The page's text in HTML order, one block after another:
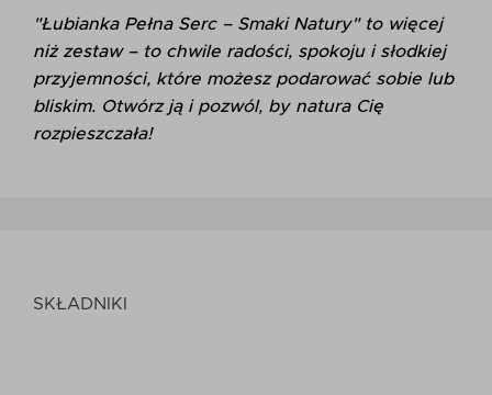
"Łubianka Pełna Serc – Smaki Natury" to więcej
niż zestaw – to chwile radości, spokoju i słodkiej
przyjemności, które możesz podarować sobie lub
bliskim. Otwórz ją i pozwól, by natura Cię
rozpieszczała!
SKŁADNIKI